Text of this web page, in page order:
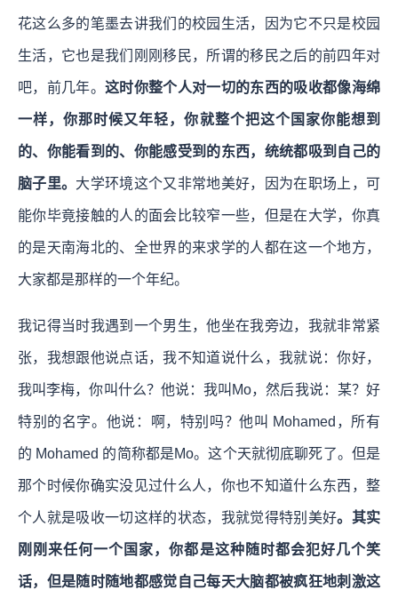
花这么多的笔墨去讲我们的校园生活，因为它不只是校园
生活，它也是我们刚刚移民，所谓的移民之后的前四年对
吧，前几年。 这时你整个人对一切的东西的吸收都像海绵
一样，你那时候又年轻，你就整个把这个国家你能想到
的、你能看到的、你能感受到的东西，统统都吸到自己的
脑子里。 大学环境这个又非常地美好，因为在职场上，可
能你毕竟接触的人的面会比较窄一些，但是在大学，你真
的是天南海北的、全世界的来求学的人都在这一个地方，
大家都是那样的一个年纪。
我记得当时我遇到一个男生，他坐在我旁边，我就非常紧
张，我想跟他说点话，我不知道说什么，我就说：你好，
我叫李梅，你叫什么？他说：我叫Mo，然后我说：某？好
特别的名字。他说：啊，特别吗？他叫 Mohamed，所有
的 Mohamed 的简称都是Mo。这个天就彻底聊死了。但是
那个时候你确实没见过什么人，你也不知道什么东西，整
个人就是吸收一切这样的状态，我就觉得特别美好。其实
刚刚来任何一个国家，你都是这种随时都会犯好几个笑
话，但是随时随地都感觉自己每天大脑都被疯狂地刺激这